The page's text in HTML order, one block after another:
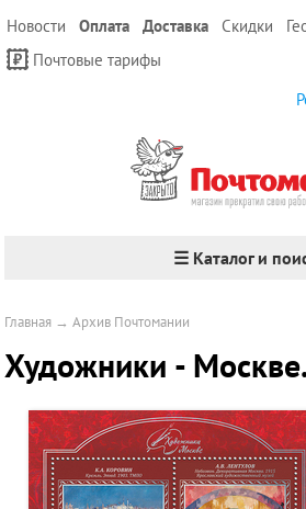
Новости Оплата Доставка Скидки
Почтовые тарифы
☰ Каталог и
Главная →Архив Почтомании
Художники -